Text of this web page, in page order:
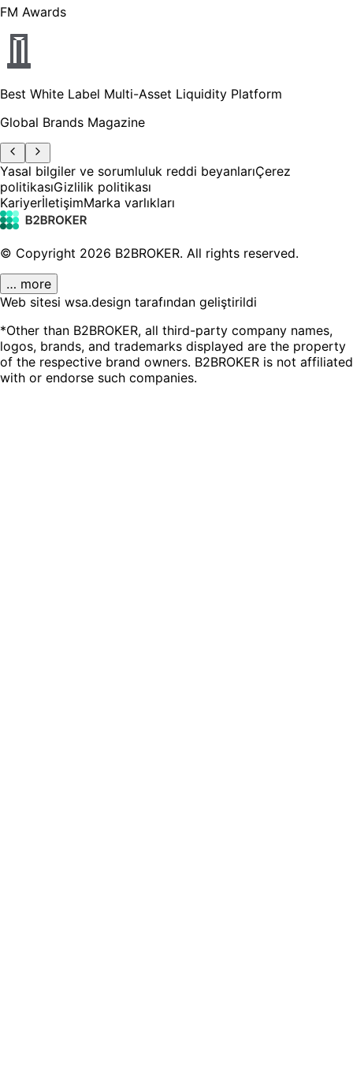
FM Awards
Best White Label Multi-Asset Liquidity Platform
Global Brands Magazine
Yasal bilgiler ve sorumluluk reddi beyanlarıÇerez
politikasıGizlilik politikası
KariyerİletişimMarka varlıkları
© Copyright 2026 B2BROKER. All rights reserved.
… more
Web sitesi wsa.design tarafından geliştirildi
*Other than B2BROKER, all third-party company names,
logos, brands, and trademarks displayed are the property
of the respective brand owners. B2BROKER is not affiliated
with or endorse such companies.